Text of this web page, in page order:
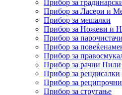
Прибор за
Прибор за Ласери и
Прибор за мешалки
Прибор за Ножеви и
Прибор за парочистачи
Прибор за
Прибор за
Прибор за рачни
Прибор за рендисалки
Прибор за
Прибор за стругање